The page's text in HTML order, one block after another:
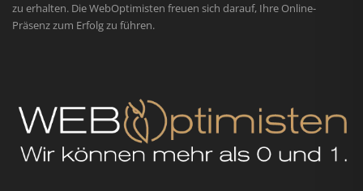
zu erhalten. Die WebOptimisten freuen sich darauf, Ihre Online-
Präsenz zum Erfolg zu führen.